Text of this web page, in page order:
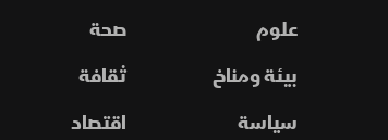
علوم
صحة
بيئة ومناخ
ثقافة
سياسة
اقتصاد